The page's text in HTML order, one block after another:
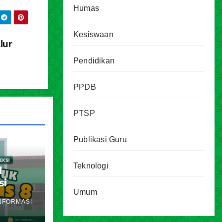
Humas
Kesiswaan
Pendidikan
PPDB
PTSP
Publikasi Guru
Teknologi
Umum